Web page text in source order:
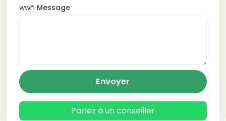
wwñ Message
Envoyer
Parlez à un conseiller